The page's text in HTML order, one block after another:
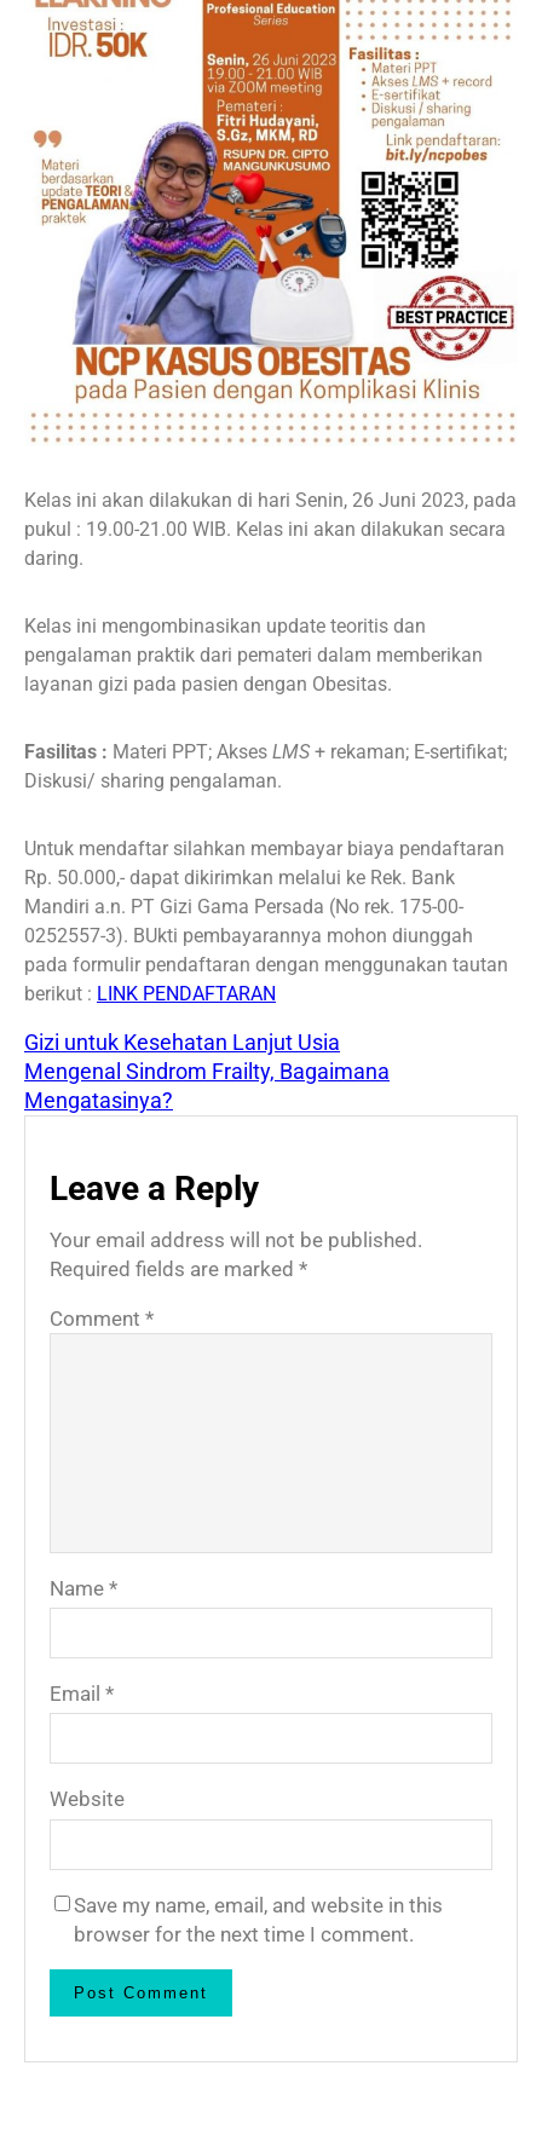
Kelas ini akan dilakukan di hari Senin, 26 Juni 2023, pada
pukul : 19.00-21.00 WIB. Kelas ini akan dilakukan secara
daring.
Kelas ini mengombinasikan update teoritis dan
pengalaman praktik dari pemateri dalam memberikan
layanan gizi pada pasien dengan Obesitas.
Fasilitas : Materi PPT; Akses LMS + rekaman; E-sertifikat;
Diskusi/ sharing pengalaman.
Untuk mendaftar silahkan membayar biaya pendaftaran
Rp. 50.000,- dapat dikirimkan melalui ke Rek. Bank
Mandiri a.n. PT Gizi Gama Persada (No rek. 175-00-
0252557-3). BUkti pembayarannya mohon diunggah
pada formulir pendaftaran dengan menggunakan tautan
berikut : LINK PENDAFTARAN
Gizi untuk Kesehatan Lanjut Usia
Mengenal Sindrom Frailty, Bagaimana
Mengatasinya?
Leave a Reply
Your email address will not be published.
Required fields are marked *
Comment *
Name *
Email *
Website
Save my name, email, and website in this
browser for the next time I comment.